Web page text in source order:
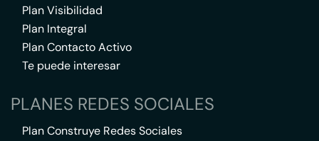
Plan Visibilidad
Plan Integral
Plan Contacto Activo
Te puede interesar
PLANES REDES SOCIALES
Plan Construye Redes Sociales